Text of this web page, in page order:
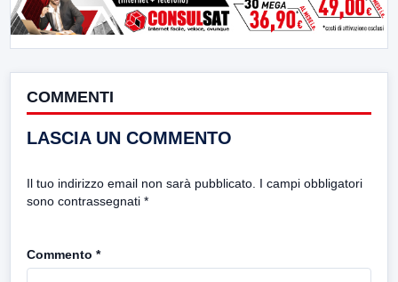
COMMENTI
LASCIA UN COMMENTO
Il tuo indirizzo email non sarà pubblicato. I campi obbligatori
sono contrassegnati *
Commento *